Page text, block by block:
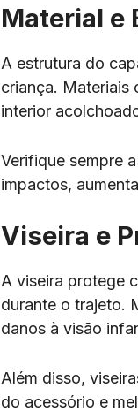
Material e
A estrutura do
criança. Materiais
interior
Verifique sempre
impactos,
Viseira e
A viseira protege
durante o trajeto.
danos à visão
Além disso,
do acessório e